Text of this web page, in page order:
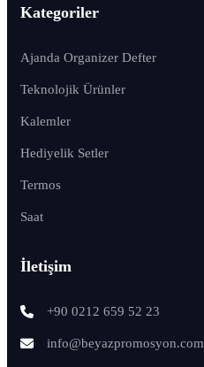
Kategoriler
Ajanda Organizer Defter
Teknolojik Ürünler
Kalemler
Hediyelik Setler
Termos
Saat
İletişim
+90 0212 659 52 23
info@beyazpromosyon.com